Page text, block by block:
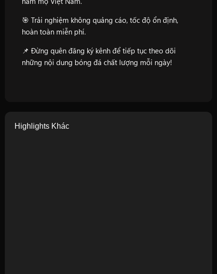
🎯 Trải nghiệm không quảng cáo, tốc độ ổn định,
hoàn toàn miễn phí.
📌 Đừng quên đăng ký kênh để tiếp tục theo dõi
những nội dung bóng đá chất lượng mỗi ngày!
Highlights Khác